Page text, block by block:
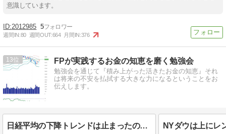
意識しています。
2012985 5
週間IN:80 週間OUT:664 月間IN:376
13 FPが実践するお金の知恵を磨く勉強会
勉強会を通じて『積み上がった活きたお金の知恵』それ
は将来の不安を払拭する大きな力になるということをお
伝えします。
日経平均の下降トレンドは止まったのか？ NYダウは上にレ